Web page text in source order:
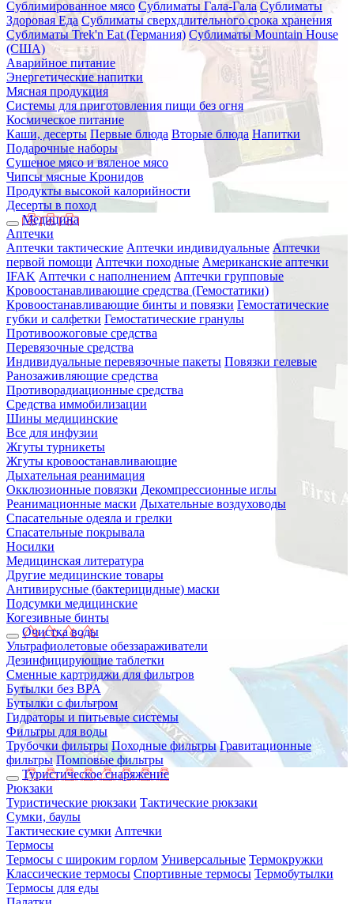
Сублимированное мясо Сублиматы Гала-Гала Сублиматы
Здоровая Еда Сублиматы сверхдлительного срока хранения
Сублиматы Trek'n Eat (Германия) Сублиматы Mountain House
(США)
Аварийное питание
Энергетические напитки
Мясная продукция
Системы для приготовления пищи без огня
Космическое питание
Каши, десерты Первые блюда Вторые блюда Напитки
Подарочные наборы
Сушеное мясо и вяленое мясо
Чипсы мясные Кронидов
Продукты высокой калорийности
Десерты в поход
Медицина
Аптечки
Аптечки тактические Аптечки индивидуальные Аптечки
первой помощи Аптечки походные Американские аптечки
IFAK Аптечки с наполнением Аптечки групповые
Кровоостанавливающие средства (Гемостатики)
Кровоостанавливающие бинты и повязки Гемостатические
губки и салфетки Гемостатические гранулы
Противоожоговые средства
Перевязочные средства
Индивидуальные перевязочные пакеты Повязки гелевые
Ранозаживляющие средства
Противорадиационные средства
Средства иммобилизации
Шины медицинские
Все для инфузии
Жгуты турникеты
Жгуты кровоостанавливающие
Дыхательная реанимация
Окклюзионные повязки Декомпрессионные иглы
Реанимационные маски Дыхательные воздуховоды
Спасательные одеяла и грелки
Спасательные покрывала
Носилки
Медицинская литература
Другие медицинские товары
Антивирусные (бактерицидные) маски
Подсумки медицинские
Когезивные бинты
Очистка воды
Ультрафиолетовые обеззараживатели
Дезинфицирующие таблетки
Сменные картриджи для фильтров
Бутылки без BPA
Бутылки с фильтром
Гидраторы и питьевые системы
Фильтры для воды
Трубочки фильтры Походные фильтры Гравитационные
фильтры Помповые фильтры
Туристическое снаряжение
Рюкзаки
Туристические рюкзаки Тактические рюкзаки
Сумки, баулы
Тактические сумки Аптечки
Термосы
Термосы с широким горлом Универсальные Термокружки
Классические термосы Спортивные термосы Термобутылки
Термосы для еды